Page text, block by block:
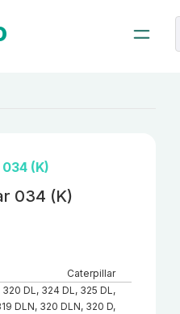
(K)
034 (K)
Caterpillar
320 DL, 324 DL, 325 DL,
DLN, 320 DLN, 320 D,